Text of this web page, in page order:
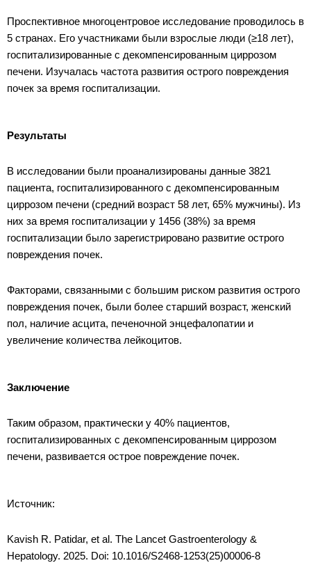
Проспективное многоцентровое исследование проводилось в
5 странах. Его участниками были взрослые люди (≥18 лет),
госпитализированные с декомпенсированным циррозом
печени. Изучалась частота развития острого повреждения
почек за время госпитализации.
Результаты
В исследовании были проанализированы данные 3821
пациента, госпитализированного с декомпенсированным
циррозом печени (средний возраст 58 лет, 65% мужчины). Из
них за время госпитализации у 1456 (38%) за время
госпитализации было зарегистрировано развитие острого
повреждения почек.
Факторами, связанными с большим риском развития острого
повреждения почек, были более старший возраст, женский
пол, наличие асцита, печеночной энцефалопатии и
увеличение количества лейкоцитов.
Заключение
Таким образом, практически у 40% пациентов,
госпитализированных с декомпенсированным циррозом
печени, развивается острое повреждение почек.
Источник:
Kavish R. Patidar, et al. The Lancet Gastroenterology &
Hepatology. 2025. Doi: 10.1016/S2468-1253(25)00006-8